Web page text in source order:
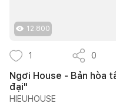
12.800
1 0
Ngơi House - Bản hòa
đại"
HIEUHOUSE